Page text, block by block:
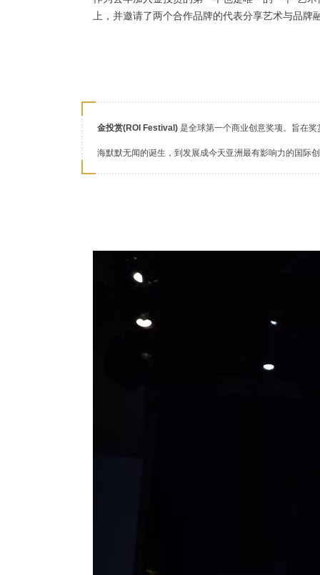
上，并邀请了两个合作品牌的代表分享艺术与品牌
金投赏(ROI Festival) 是全球第一个商业创意奖项。旨在
海默默无闻的诞生，到发展成今天亚洲最有影响力的国际